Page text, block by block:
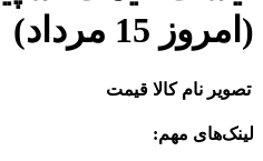
(امروز 15 مرداد)
تصویر نام کالا قیمت
لینک‌های مهم: